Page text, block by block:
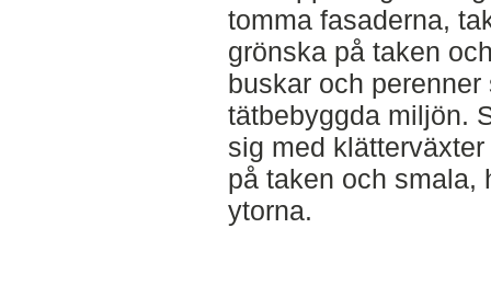
tomma fasaderna,
grönska på taken
buskar och
tätbebyggda miljön.
sig med
på taken och smala,
ytorna.